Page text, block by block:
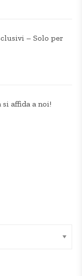
– Solo per
si affida a noi!